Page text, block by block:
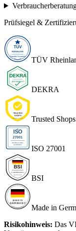
Prüfsiegel &
TÜV
DEKRA
Trusted Shops
ISO 27001
BSI
Made in
Risikohinweis: Das